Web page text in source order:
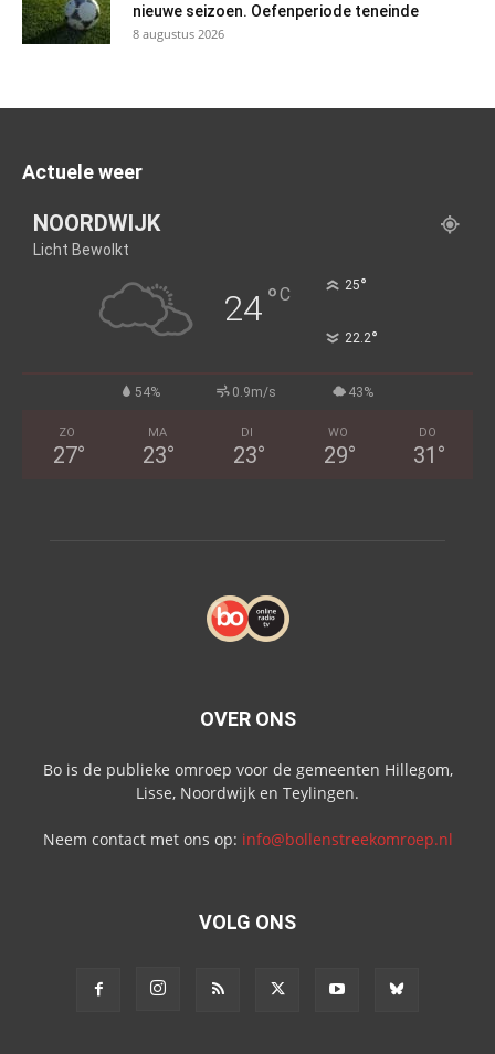
nieuwe seizoen. Oefenperiode teneinde
8 augustus 2026
Actuele weer
NOORDWIJK
Licht Bewolkt
24°C 25°
22.2°
54% 0.9m/s 43%
ZO
27°
MA
23°
DI
23°
WO
29°
DO
31 °
OVER ONS
Bo is de publieke omroep voor de gemeenten Hillegom,
Lisse, Noordwijk en Teylingen.
Neem contact met ons op: info@bollenstreekomroep.nl
VOLG ONS